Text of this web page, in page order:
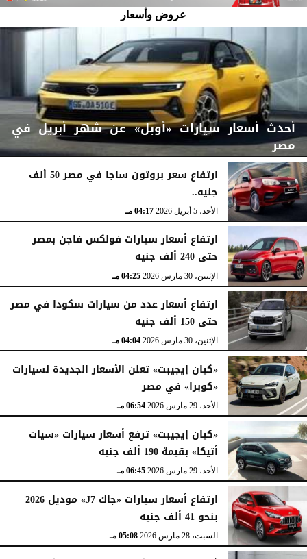
عروض وأسعار
أحدث أسعار سيارات «أوبل» عن شهر أبريل في
مصر
الأربعاء، 15 أبريل 2026 07:06 مـ
ارتفاع سعر بروتون ساجا في مصر 50 ألف
جنيه..
الأحد، 5 أبريل 2026 04:17 مـ
ارتفاع أسعار سيارات فولكس فاجن بمصر
حتى 240 ألف جنيه
الإثنين، 30 مارس 2026 04:25 مـ
ارتفاع أسعار عدد من سيارات سكودا في مصر
حتى 150 ألف جنيه
الإثنين، 30 مارس 2026 04:04 مـ
«كيان إيجيبت» تعلن الأسعار الجديدة لسيارات
«كوبرا» في مصر
الأحد، 29 مارس 2026 06:54 مـ
«كيان إيجيبت» ترفع أسعار سيارات «سيات
أتيكا» بقيمة 190 ألف جنيه
الأحد، 29 مارس 2026 06:45 مـ
ارتفاع أسعار سيارات «جاك J7» موديل 2026
بنحو 41 ألف جنيه
السبت، 28 مارس 2026 05:08 مـ